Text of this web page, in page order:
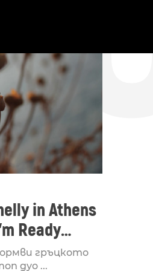
in Athens
Ready
Hope
гръцкото
дуо ...